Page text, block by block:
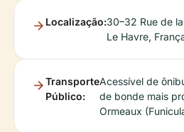
Localização:30–32 Rue de
Le Havre,
Transporte
Público:
Acessível de
de bonde mais
Ormeaux